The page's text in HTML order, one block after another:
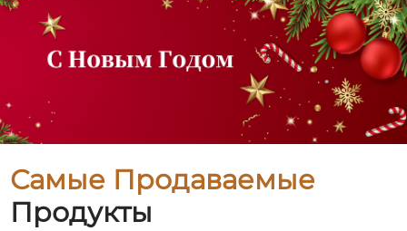
Самые Продаваемые
Продукты